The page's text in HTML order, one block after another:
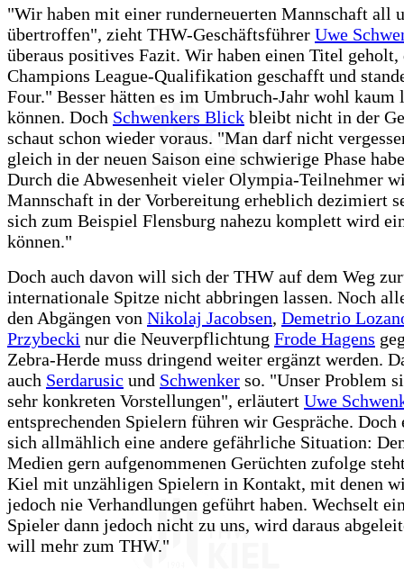
"Wir haben mit einer runderneuerten Mannschaft all
übertroffen", zieht THW-Geschäftsführer Uwe
überaus positives Fazit. Wir haben einen Titel geholt,
Champions League-Qualifikation geschafft und
Four." Besser hätten es im Umbruch-Jahr wohl kaum
können. Doch Schwenkers Blick bleibt nicht in der
schaut schon wieder voraus. "Man darf nicht
gleich in der neuen Saison eine schwierige Phase
Durch die Abwesenheit vieler Olympia-Teilnehmer
Mannschaft in der Vorbereitung erheblich dezimiert
sich zum Beispiel Flensburg nahezu komplett wird
können."
Doch auch davon will sich der THW auf dem Weg
internationale Spitze nicht abbringen lassen. Noch
den Abgängen von Nikolaj Jacobsen, Demetrio
Przybecki nur die Neuverpflichtung Frode Hagens
Zebra-Herde muss dringend weiter ergänzt werden.
auch Serdarusic und Schwenker so. "Unser Problem
sehr konkreten Vorstellungen", erläutert Uwe
entsprechenden Spielern führen wir Gespräche.
sich allmählich eine andere gefährliche Situation:
Medien gern aufgenommenen Gerüchten zufolge
Kiel mit unzähligen Spielern in Kontakt, mit denen
jedoch nie Verhandlungen geführt haben. Wechselt
Spieler dann jedoch nicht zu uns, wird daraus
will mehr zum THW."